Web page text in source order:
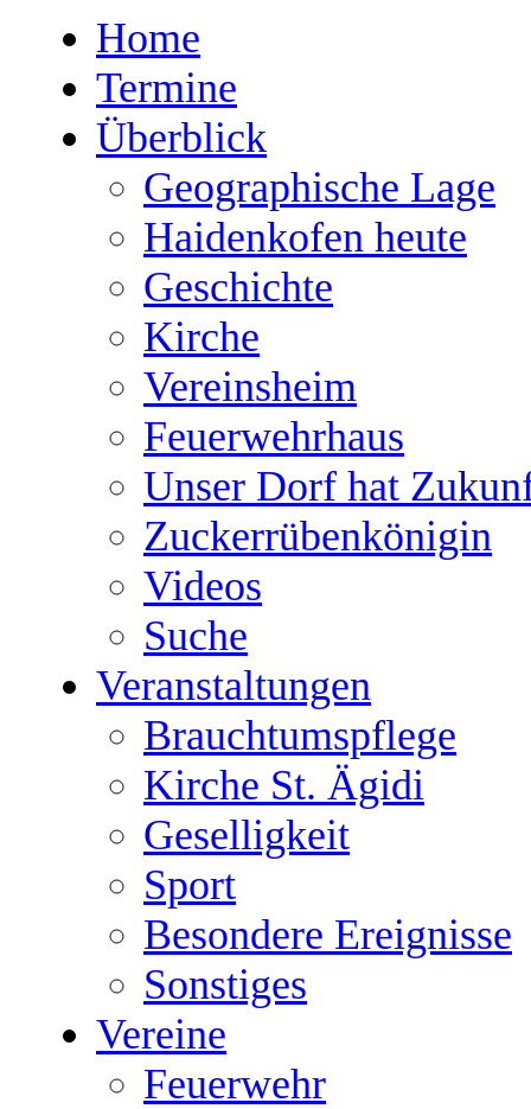
Home
Termine
Überblick
Geographische Lage
Haidenkofen heute
Geschichte
Kirche
Vereinsheim
Feuerwehrhaus
Unser Dorf hat
Zuckerrübenkönigin
Videos
Suche
Veranstaltungen
Brauchtumspflege
Kirche St. Ägidi
Geselligkeit
Sport
Besondere Ereignisse
Sonstiges
Vereine
Feuerwehr